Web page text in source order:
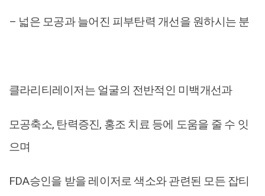
– 넓은 모공과 늘어진 피부탄력 개선을 원하시는 분
클라리티레이저는 얼굴의 전반적인 미백개선과
모공축소, 탄력증진, 홍조 치료 등에 도움을 줄 수 잇
으며
FDA승인을 받을 레이저로 색소와 관련된 모든 잡티